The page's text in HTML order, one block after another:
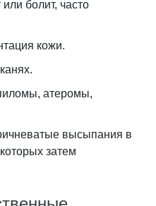
болит, часто
кожи.
атеромы,
высыпания в
затем